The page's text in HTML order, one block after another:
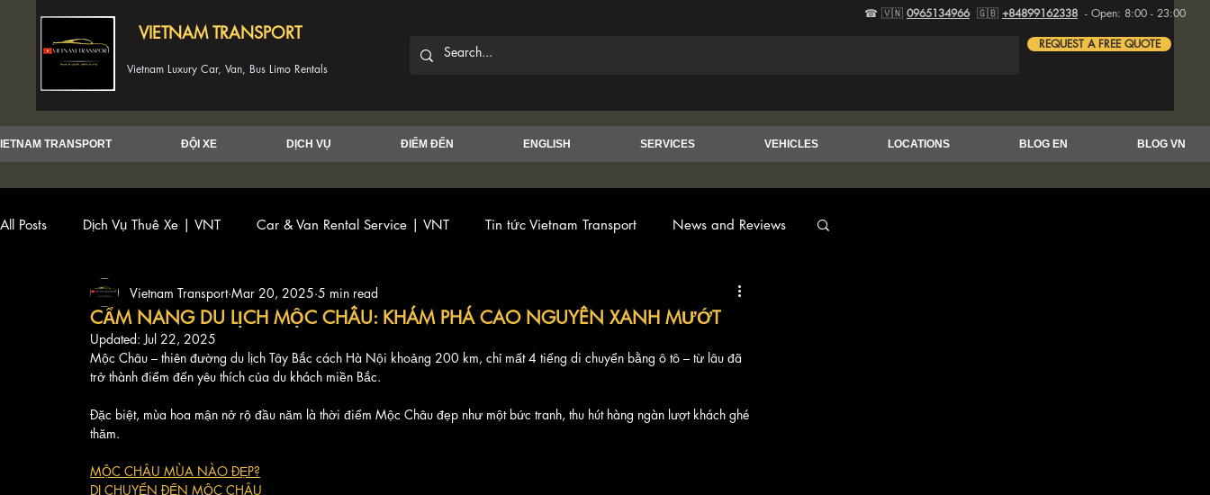
VIETNAM TRANSPORT
Vietnam Luxury Car, Van, Bus Limo Rentals
☎ 🇻🇳 0965134966🇬🇧 +84899162338 - Open: 8:00 - 23:00
REQUEST A FREE QUOTE
TRANSPORT ĐỘI XE DỊCH VỤ ĐIỂM ĐẾN ENGLISH SERVICES VEHICLES LOCATIONS BLOG EN BLOG VN
All Posts Dịch Vụ Thuê Xe | VNT Car & Van Rental Service | VNT Tin tức Vietnam Transport News and Reviews
CẨM NANG DU LỊCH MỘC CHÂU: KHÁM PHÁ CAO NGUYÊN XANH MƯỚT
Vietnam Transport Mar 20, 2025 5 min read
Updated:Jul 22, 2025
Mộc Châu – thiên đường du lịch Tây Bắc cách Hà Nội khoảng 200 km, chỉ mất 4 tiếng di chuyển bằng ô tô – từ lâu đã
trở thành điểm đến yêu thích của du khách miền Bắc.
Đặc biệt, mùa hoa mận nở rộ đầu năm là thời điểm Mộc Châu đẹp như một bức tranh, thu hút hàng ngàn lượt khách ghé
thăm.
MỘC CHÂU MÙA NÀO ĐẸP?
DI CHUYỂN ĐẾN MỘC CHÂU